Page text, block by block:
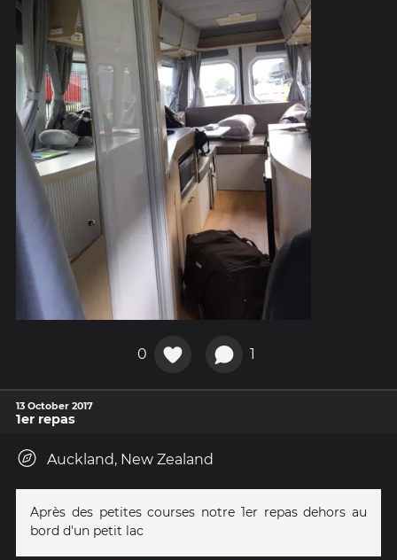
0 1
13 October 2017
1er repas
Auckland, New Zealand
Après des petites courses notre 1er repas dehors au
bord d'un petit lac